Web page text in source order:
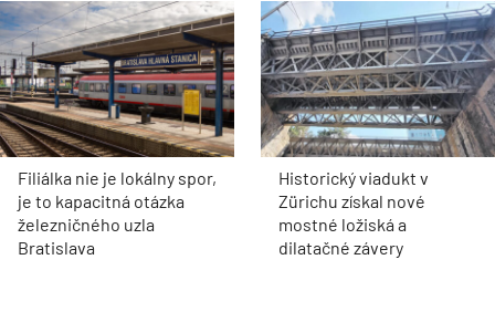
Filiálka nie je lokálny spor,
je to kapacitná otázka
železničného uzla
Bratislava
Historický viadukt v
Zürichu získal nové
mostné ložiská a
dilatačné závery